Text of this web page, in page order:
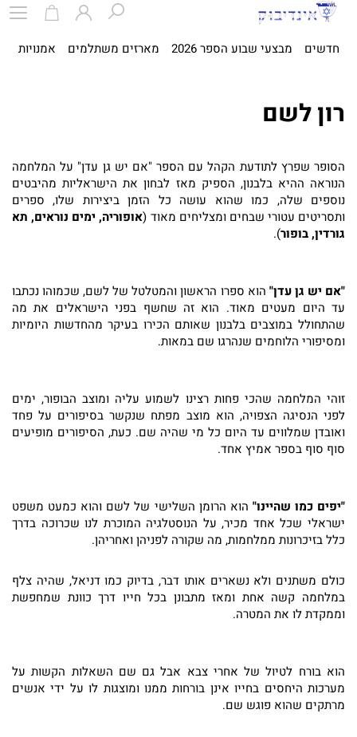
חדשים מבצעי שבוע הספר 2026 מארזים משתלמים אמנויות
רון לשם
הסופר שפרץ לתודעת הקהל עם הספר "אם יש גן עדן" על המלחמה
הנוראה ההיא בלבנון, הספיק מאז לבחון את הישראליות מהיבטים
נוספים שלה, כמו שהוא עושה כל הזמן ביצירות שלו, ספרים
ותסריטים עטורי שבחים ומצליחים מאוד (אופוריה, ימים נוראים, תא
גורדין, בופור).
"אם יש גן עדן" הוא ספרו הראשון והמטלטל של לשם, שכמוהו נכתבו
עד היום מעטים מאוד. הוא זה שחשף בפני הישראלים את מה
שהתחולל במוצבים בלבנון שאותם הכירו בעיקר מהחדשות היומיות
ומסיפורי הלוחמים שנהרגו שם במאות.
זוהי המלחמה שהכי פחות רצינו לשמוע עליה ומוצב הבופור, ימים
לפני הנסיגה הצפויה, הוא מוצב מפתח שנקשר בסיפורים על פחד
ואובדן שמלווים עד היום כל מי שהיה שם. כעת, הסיפורים מופיעים
סוף סוף בספר אמיץ אחד.
"יפים כמו שהיינו" הוא הרומן השלישי של לשם והוא כמעט משפט
ישראלי שכל אחד מכיר, על הנוסטלגיה המוכרת לנו שכרוכה בדרך
כלל בזיכרונות ממלחמות, מה שקורה לפניהן ואחריהן.
כולם משתנים ולא נשארים אותו דבר, בדיוק כמו דניאל, שהיה צלף
במלחמה קשה אחת ומאז מתבונן בכל חייו דרך כוונת שמחפשת
וממקדת לו את המטרה.
הוא בורח לטיול של אחרי צבא אבל גם שם השאלות הקשות על
מערכות היחסים בחייו אינן בורחות ממנו ומוצגות לו על ידי אנשים
מרתקים שהוא פוגש שם.